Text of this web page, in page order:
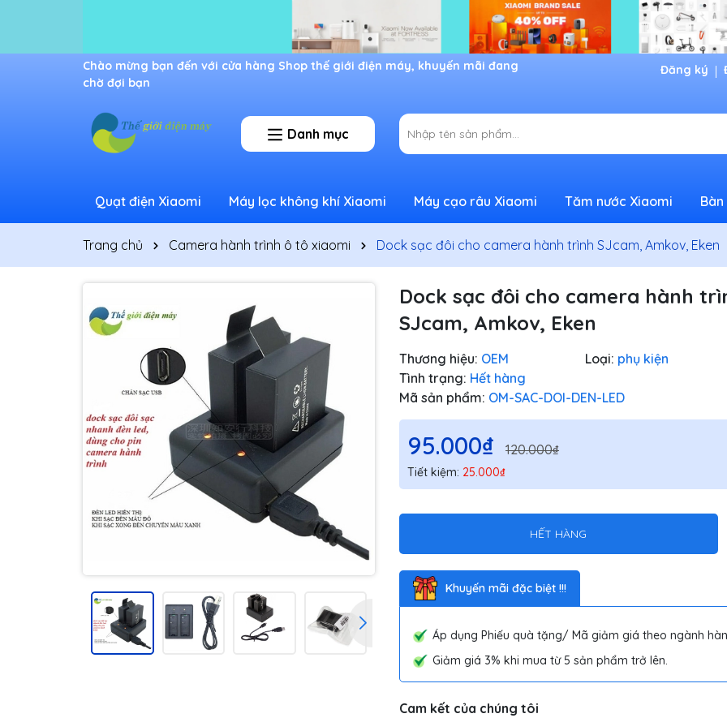
Ưu đãi lớn dành cho thành viên mới Đăng ký
Danh mục
Quạt điện Xiaomi Máy lọc không khí Xiaomi Máy cạo râu Xiaomi Tăm nước Xiaomi
Trang chủ Camera hành trình ô tô xiaomi Dock sạc đôi cho camera hành trình SJcam, Amkov, Eken
Dock sạc đôi cho camera hành
SJcam, Amkov, Eken
Thương hiệu: OEM Loại: phụ kiện
Tình trạng: Hết hàng
Mã sản phẩm: OM-SAC-DOI-DEN-LED
95.000₫ 120.000₫
Tiết kiệm: 25.000₫
HẾT HÀNG
Khuyến mãi đặc biệt !!!
Áp dụng Phiếu quà tặng/ Mã giảm giá theo ngành
Giảm giá 3% khi mua từ 5 sản phẩm trở lên.
Cam kết của chúng tôi